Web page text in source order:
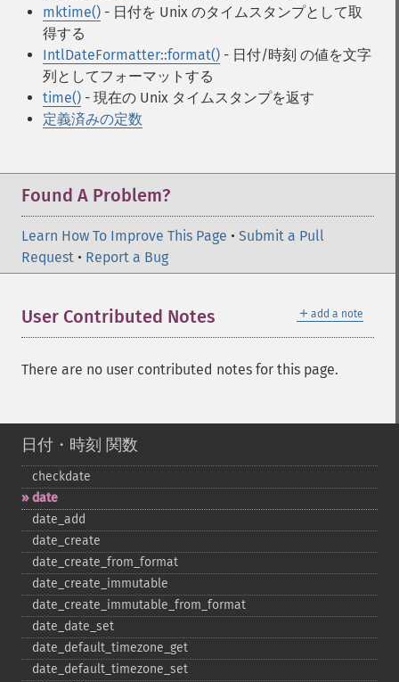
mktime() - 日付を Unix のタイムスタンプとして取
得する
IntlDateFormatter::format() - 日付/時刻 の値を文字
列としてフォーマットする
time() - 現在の Unix タイムスタンプを返す
定義済みの定数
Found A Problem?
Learn How To Improve This Page • Submit a Pull
Request • Report a Bug
＋ add a note
User Contributed Notes
There are no user contributed notes for this page.
日付・時刻 関数
checkdate
date
date_​add
date_​create
date_​create_​from_​format
date_​create_​immutable
date_​create_​immutable_​from_​format
date_​date_​set
date_​default_​timezone_​get
date_​default_​timezone_​set